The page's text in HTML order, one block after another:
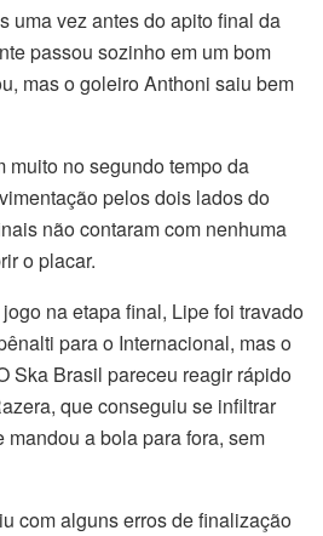
uma vez antes do apito final da
passou sozinho em um bom
mas o goleiro Anthoni saiu bem
muito no segundo tempo da
pelos dois lados do
não contaram com nenhuma
o placar.
na etapa final, Lipe foi travado
para o Internacional, mas o
Ska Brasil pareceu reagir rápido
que conseguiu se infiltrar
mandou a bola para fora, sem
com alguns erros de finalização